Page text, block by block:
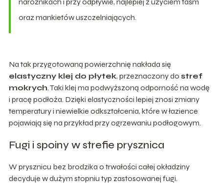
oraz mankietów uszczelniających.
Na tak przygotowaną powierzchnię nakłada się
elastyczny klej do płytek, przeznaczony do stref
mokrych. Taki klej ma podwyższoną odporność na wodę
i pracę podłoża. Dzięki elastyczności lepiej znosi zmiany
temperatury i niewielkie odkształcenia, które w łazience
pojawiają się na przykład przy ogrzewaniu podłogowym.
Fugi i spoiny w strefie prysznica
W prysznicu bez brodzika o trwałości całej okładziny
decyduje w dużym stopniu typ zastosowanej fugi.